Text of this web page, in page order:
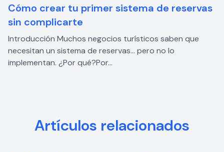
Cómo crear tu primer sistema de reservas
sin complicarte
Introducción Muchos negocios turísticos saben que
necesitan un sistema de reservas… pero no lo
implementan. ¿Por qué?Por...
Artículos relacionados